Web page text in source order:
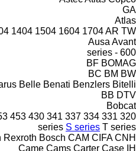
GA
Atlas
1404 1504 1604 1704AR TW
Ausa Avant
600 - series
BF BOMAG
BC BM BW
Belle Benati Benzlers Bitelli
BB DTV
Bobcat
320
331
334
337
341
430
453
series S series T series
Rexroth Bosch CAM CIFA CNH
Came Cams Carter Case IH